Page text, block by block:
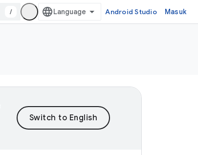
/ Android Studio Masuk